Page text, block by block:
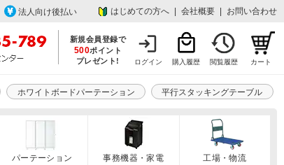
法人向け後払い はじめての方へ 会社概要 お問い合わせ
新規会員登録で
500ポイント
プレゼント!
ログイン 購入履歴 閲覧履歴 カート
ホワイトボードパーテーション 平行スタッキングテーブル
パーテーション 事務機器・家電 工場・物流